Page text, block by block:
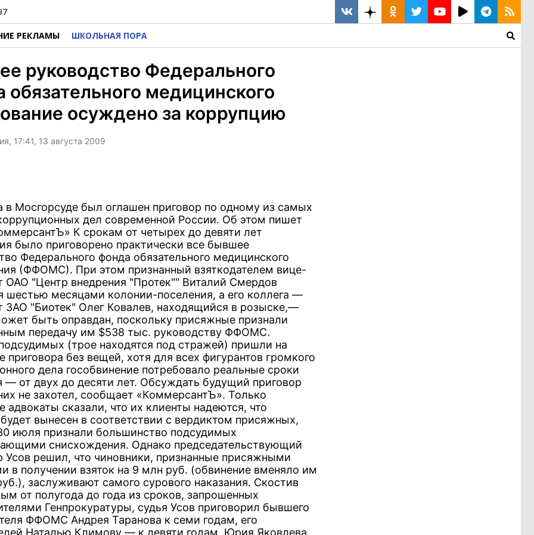
РЕКЛАМЫ ШКОЛЬНАЯ ПОРА
руководство Федерального
обязательного медицинского
осуждено за коррупцию
17:41, 13 августа 2009
в Мосгорсуде был оглашен приговор по одному из самых
дел современной России. Об этом пишет
К срокам от четырех до девяти лет
было приговорено практически все бывшее
Федерального фонда обязательного медицинского
(ФФОМС). При этом признанный взяткодателем вице-
ОАО "Центр внедрения "Протек"" Виталий Смердов
шестью месяцами колонии-поселения, а его коллега —
ЗАО "Биотек" Олег Ковалев, находящийся в розыске,—
быть оправдан, поскольку присяжные признали
передачу им $538 тыс. руководству ФФОМС.
(трое находятся под стражей) пришли на
приговора без вещей, хотя для всех фигурантов громкого
дела гособвинение потребовало реальные сроки
— от двух до десяти лет. Обсуждать будущий приговор
не захотел, сообщает «КоммерсантЪ». Только
адвокаты сказали, что их клиенты надеются, что
вынесен в соответствии с вердиктом присяжных,
июля признали большинство подсудимых
снисхождения. Однако председательствующий
Усов решил, что чиновники, признанные присяжными
в получении взяток на 9 млн руб. (обвинение вменяло им
заслуживают самого сурового наказания. Скостив
от полугода до года из сроков, запрошенных
Генпрокуратуры, судья Усов приговорил бывшего
ФФОМС Андрея Таранова к семи годам, его
Наталью Климову — к девяти годам, Юрия Яковлева